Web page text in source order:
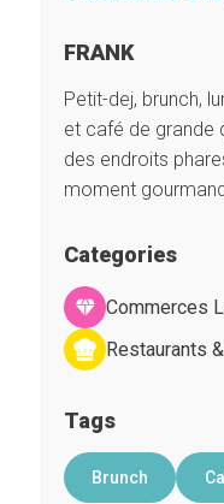
FRANK
Petit-dej, brunch,
et café de grande
des endroits
moment
Categories
Commerces
Restaurants
Tags
Brunch